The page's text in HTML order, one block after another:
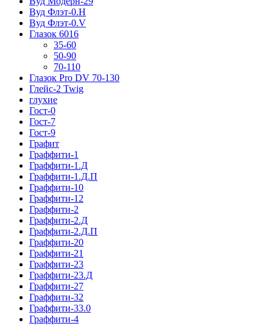
Вуд Флэт-0.H
Вуд Флэт-0.V
Глазок 6016
35-60
50-90
70-110
Глазок Pro DV 70-130
Глейс-2 Twig
глухие
Гост-0
Гост-7
Гост-9
Графит
Граффити-1
Граффити-1.Д
Граффити-1.Д.П
Граффити-10
Граффити-12
Граффити-2
Граффити-2.Д
Граффити-2.Д.П
Граффити-20
Граффити-21
Граффити-23
Граффити-23.Д
Граффити-27
Граффити-32
Граффити-33.0
Граффити-4